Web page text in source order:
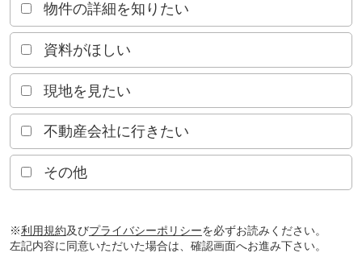
物件の詳細を知りたい
資料がほしい
現地を見たい
不動産会社に行きたい
その他
※利用規約及びプライバシーポリシーを必ずお読みください。
左記内容に同意いただいた場合は、確認画面へお進み下さい。